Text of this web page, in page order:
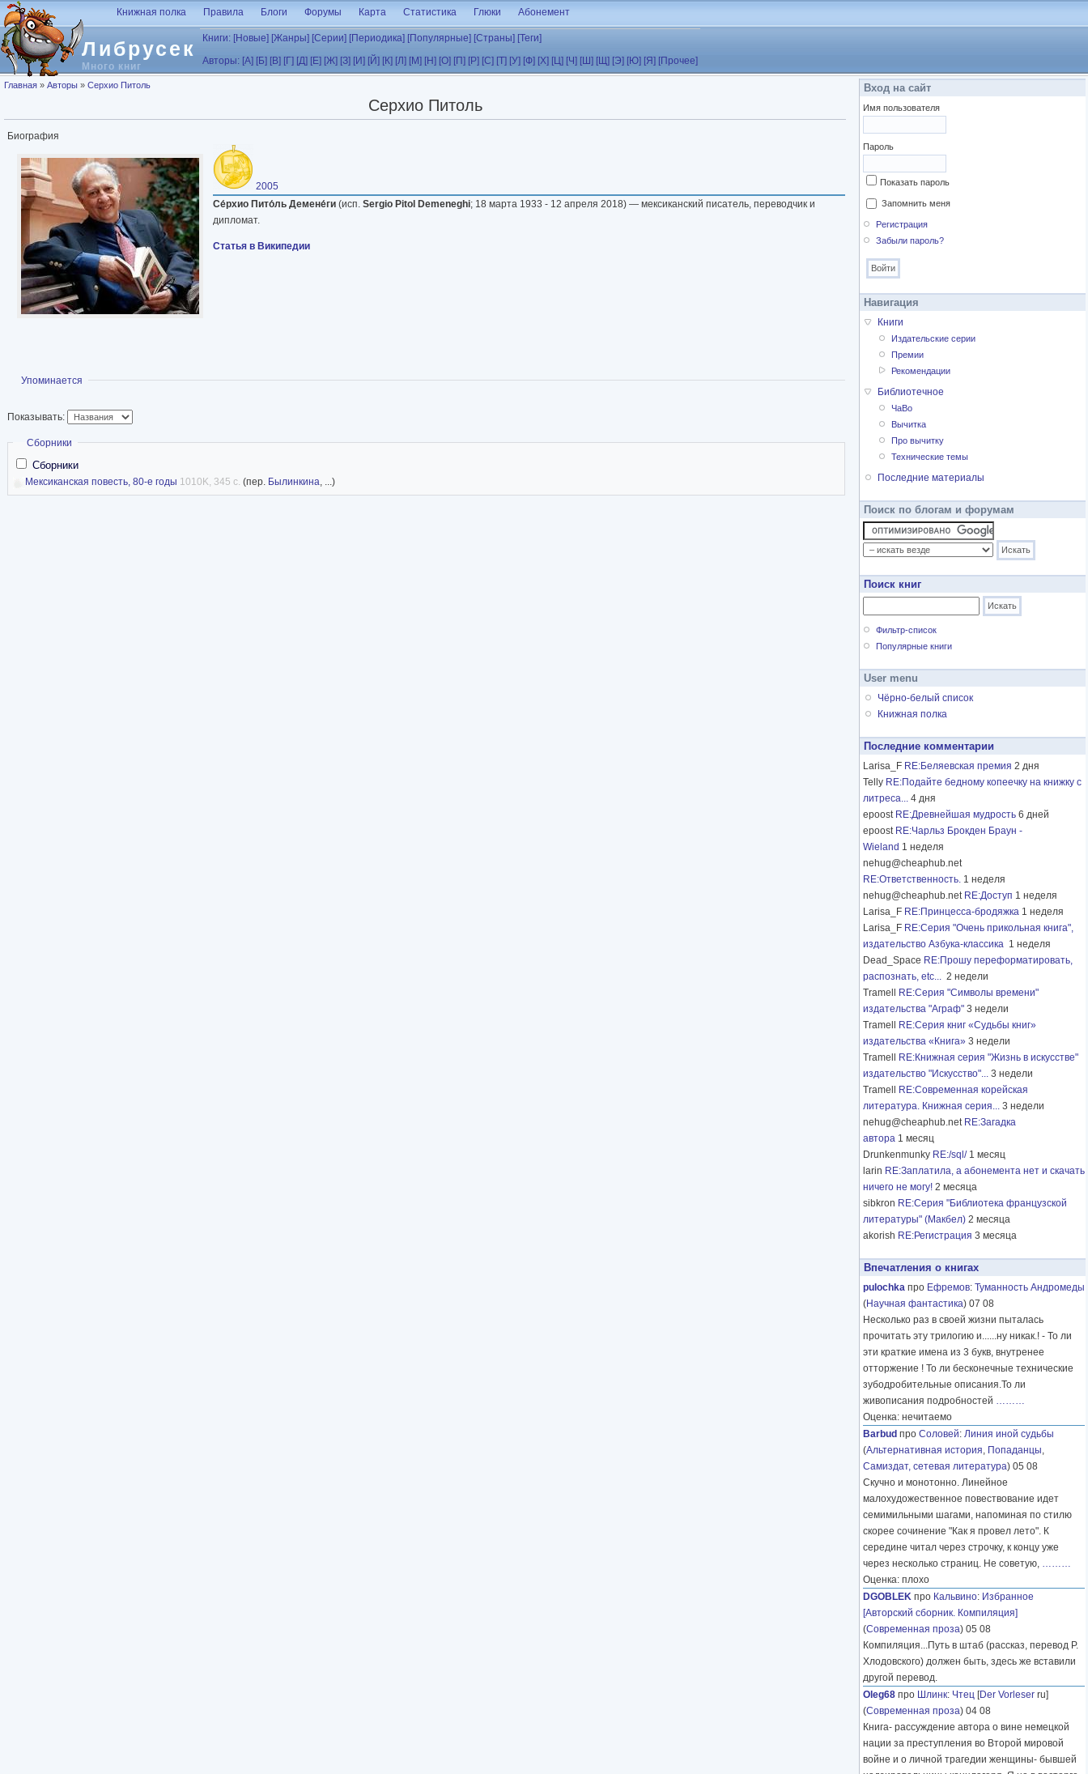
Перейти к основному содержанию
Либрусек
Много книг
Книжная полка Правила Блоги Форумы Карта Статистика Глюки Абонемент
Книги: [Новые] [Жанры] [Серии] [Периодика] [Популярные] [Страны] [Теги]
Авторы: [А] [Б] [В] [Г] [Д] [Е] [Ж] [З] [И] [Й] [К] [Л] [М] [Н] [О] [П] [Р] [С] [Т] [У] [Ф] [Х] [Ц] [Ч] [Ш] [Щ] [Э] [Ю] [Я] [Прочее]
Вы здесь
Главная » Авторы » Серхио Питоль
Серхио Питоль
Биография
2005
Се́рхио Пито́ль Демене́ги (исп. Sergio Pitol Demeneghi; 18 марта 1933 - 12 апреля 2018) — мексиканский писатель, переводчик и
дипломат.
Статья в Википедии
Показать
Упоминается
Показывать:
Скрыть
Сборники
Сборники
Мексиканская повесть, 80-е годы 1010K, 345 с. (пер. Былинкина, ...)
Вход на сайт
Имя пользователя
Пароль
Показать пароль
Запомнить меня
Регистрация
Забыли пароль?
Навигация
Книги
Издательские серии
Премии
Рекомендации
Библиотечное
ЧаВо
Вычитка
Про вычитку
Технические темы
Последние материалы
Поиск по блогам и форумам
Поиск книг
Фильтр-список
Популярные книги
User menu
Чёрно-белый список
Книжная полка
Последние комментарии
Larisa_F RE:Беляевская премия 2 дня
Telly RE:Подайте бедному копеечку на книжку с
литреса... 4 дня
epoost RE:Древнейшая мудрость 6 дней
epoost RE:Чарльз Брокден Браун -
Wieland 1 неделя
nehug@cheaphub.net
RE:Ответственность. 1 неделя
nehug@cheaphub.net RE:Доступ 1 неделя
Larisa_F RE:Принцесса-бродяжка 1 неделя
Larisa_F RE:Серия "Очень прикольная книга",
издательство Азбука-классика 1 неделя
Dead_Space RE:Прошу переформатировать,
распознать, etc... 2 недели
Tramell
RE:Серия "Символы времени"
издательства "Аграф" 3 недели
Tramell
RE:Серия книг «Судьбы книг»
издательства «Книга» 3 недели
Tramell
RE:Книжная серия "Жизнь в искусстве"
издательство "Искусство"... 3 недели
Tramell
RE:Современная корейская
литература. Книжная серия... 3 недели
nehug@cheaphub.net RE:Загадка
автора 1 месяц
Drunkenmunky RE:/sql/ 1 месяц
larin RE:Заплатила, а абонемента нет и скачать
ничего не могу! 2 месяца
sibkron RE:Серия "Библиотека французской
литературы" (Макбел) 2 месяца
akorish RE:Регистрация 3 месяца
Впечатления о книгах
pulochka про Ефремов: Туманность Андромеды
(Научная фантастика) 07 08
Несколько раз в своей жизни пыталась
прочитать эту трилогию и......ну никак.! - То ли
эти краткие имена из 3 букв, внутренее
отторжение ! То ли бесконечные технические
зубодробительные описания.То ли
живописания подробностей ………
Оценка: нечитаемо
Barbud про Соловей: Линия иной судьбы
(Альтернативная история, Попаданцы,
Самиздат, сетевая литература) 05 08
Скучно и монотонно. Линейное
малохудожественное повествование идет
семимильными шагами, напоминая по стилю
скорее сочинение "Как я провел лето". К
середине читал через строчку, к концу уже
через несколько страниц. Не советую, ………
Оценка: плохо
DGOBLEK про Кальвино: Избранное
[Авторский сборник. Компиляция]
(Современная проза) 05 08
Компиляция...Путь в штаб (рассказ, перевод Р.
Хлодовского) должен быть, здесь же вставили
другой перевод.
Oleg68 про Шлинк: Чтец [Der Vorleser ru]
(Современная проза) 04 08
Книга- рассуждение автора о вине немецкой
нации за преступления во Второй мировой
войне и о личной трагедии женщины- бывшей